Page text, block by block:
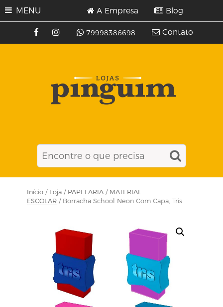
MENU
79998386698
A Empresa Blog
Contato
Início / Loja / PAPELARIA / MATERIAL
ESCOLAR / Borracha School Neon Com Capa, Tris